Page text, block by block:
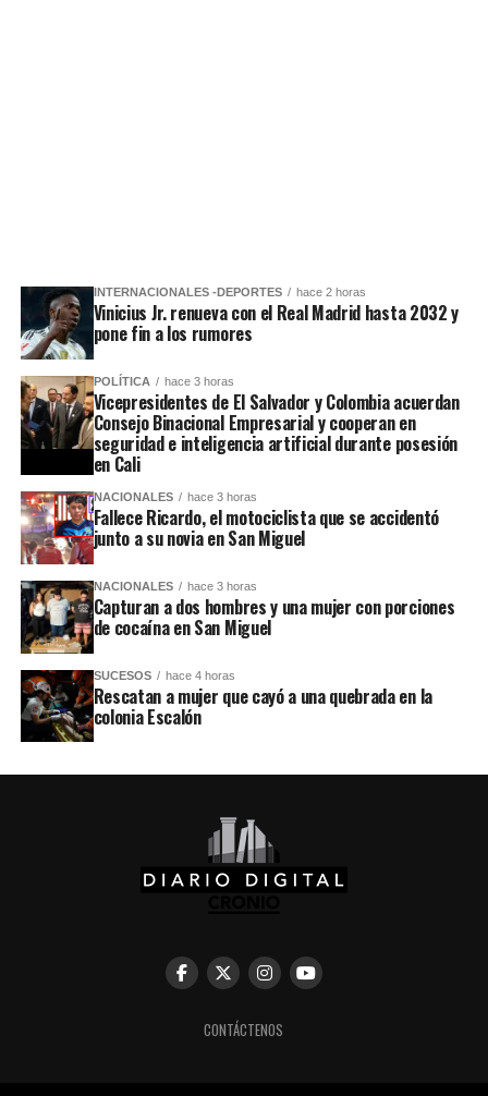
INTERNACIONALES -DEPORTES hace 2 horas
Vinicius Jr. renueva con el Real Madrid hasta 2032 y
pone fin a los rumores
POLÍTICA hace 3 horas
Vicepresidentes de El Salvador y Colombia acuerdan
Consejo Binacional Empresarial y cooperan en
seguridad e inteligencia artificial durante posesión
en Cali
NACIONALES hace 3 horas
Fallece Ricardo, el motociclista que se accidentó
junto a su novia en San Miguel
NACIONALES hace 3 horas
Capturan a dos hombres y una mujer con porciones
de cocaína en San Miguel
SUCESOS hace 4 horas
Rescatan a mujer que cayó a una quebrada en la
colonia Escalón
CONTÁCTENOS